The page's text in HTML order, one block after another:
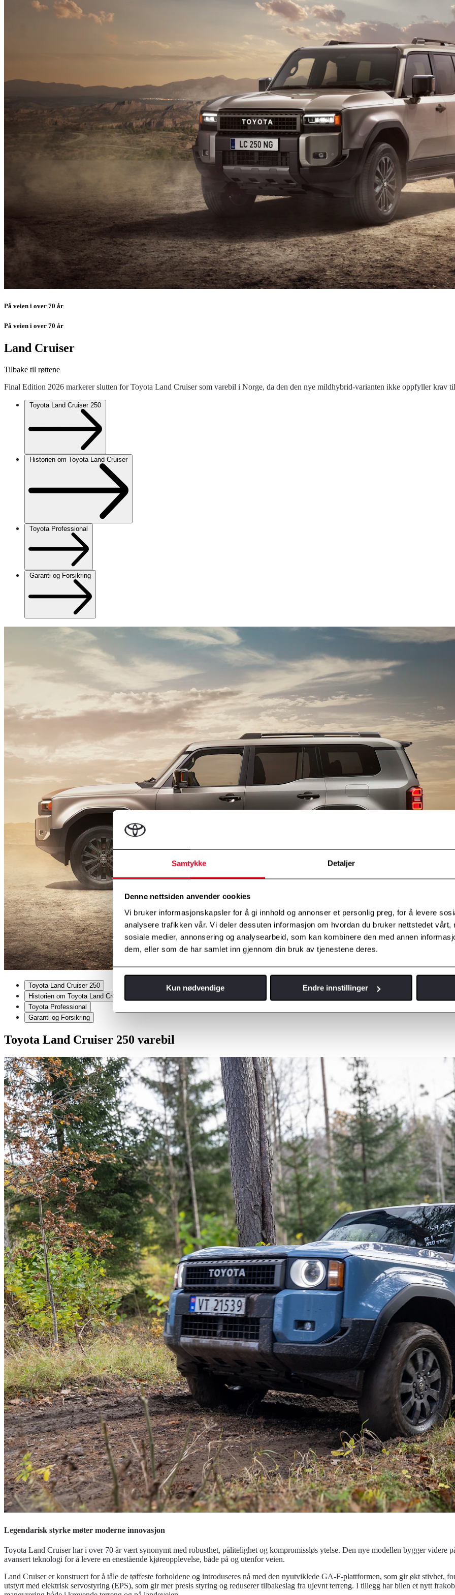
Samtykke Detaljer
Denne nettsiden anvender cookies
Vi bruker informasjonskapsler for å gi innhold og annonser et personlig preg, for å levere
analysere trafikken vår. Vi deler dessuten informasjon om hvordan du bruker nettstedet vårt,
sosiale medier, annonsering og analysearbeid, som kan kombinere den med annen
dem, eller som de har samlet inn gjennom din bruk av tjenestene deres.
Kun nødvendige Endre innstillinger
På veien i over 70 år
På veien i over 70 år
Land Cruiser
Tilbake til røttene
Final Edition 2026 markerer slutten for Toyota Land Cruiser som varebil i Norge, da den den nye mildhybrid-varianten ikke oppfyller krav
Toyota Land Cruiser 250
Historien om Toyota Land Cruiser
Toyota Professional
Garanti og Forsikring
Toyota Land Cruiser 250
Historien om Toyota Land Cruiser
Toyota Professional
Garanti og Forsikring
Toyota Land Cruiser 250 varebil
Legendarisk styrke møter moderne innovasjon
Toyota Land Cruiser har i over 70 år vært synonymt med robusthet, pålitelighet og kompromissløs ytelse. Den nye modellen bygger videre
avansert teknologi for å levere en enestående kjøreopplevelse, både på og utenfor veien.
Land Cruiser er konstruert for å tåle de tøffeste forholdene og introduseres nå med den nyutviklede GA-F-plattformen, som gir økt stivhet,
utstyrt med elektrisk servostyring (EPS), som gir mer presis styring og reduserer tilbakeslag fra ujevnt terreng. I tillegg har bilen et nytt